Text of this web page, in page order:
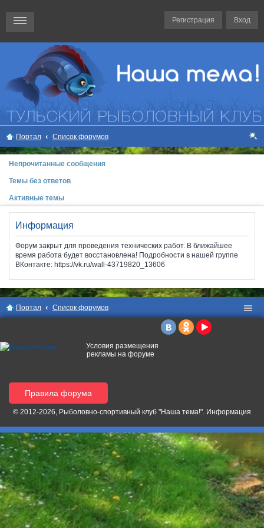
Вход
Регистрация
Портал
Список форумов
ои
Непрочитанные сообщения
Темы без ответов
Активные темы
Информация
Форум закрыт для проведения технических работ. В ближайшее
время работа будет восстановлена! Подробности в нашей группе
ВКонтакте: https://vk.ru/wall-43719820_13606
Портал Список форумов
Условия размещения
рекламы на форуме
Правила форума
© 2012-2026, Рыболовно-спортивный клуб "Наша тема!". Информация